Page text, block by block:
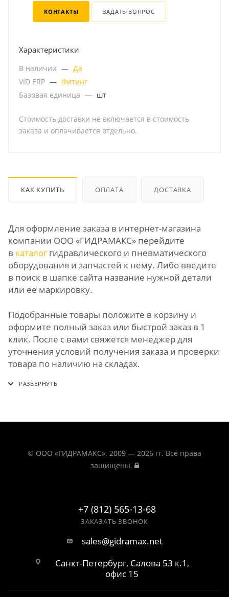
КОНТАКТЫ ЗАДАТЬ ВОПРОС
Характеристики
В наличии — Да
VID ERP — Фитинг
Базовая единица — шт
Стоимость доставки не включается в стоимость
заказа и оплачивается отдельно.
КАК КУПИТЬ ОПЛАТА ДОСТАВКА
Для оформление заказа в интернет-магазина
компании ООО «ГИДРАМАКС» перейдите
в каталог гидравлического и пневматического
оборудования и запчастей к нему. Либо введите
в поиск в шапке сайта название нужной детали
или ее маркировку.
Подобранные товары положите в корзину и
оформите полный заказ или быстрой заказ в 1
клик. После с вами свяжется менеджер для
уточнения условий получения заказа и проверки
товара по наличию на складах.
© ООО «ГИДРАМАКС». 2009 — 2026 гг. Все права
защищены.
+7 (812) 565-13-68
ЗАКАЗАТЬ ЗВОНОК
sales@gidramax.net
Санкт-Петербург, Салова 53 к.1,
офис 15